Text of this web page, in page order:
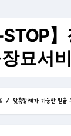
STOP
장묘서
6 맞춤장례가 가능한 믿을